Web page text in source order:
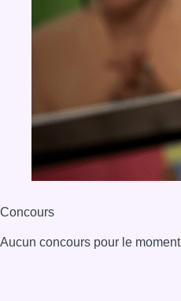
Concours
Aucun concours pour le moment